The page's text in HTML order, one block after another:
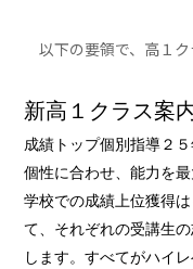
以下の要領で、高１ク
新高１クラス案
成績トップ個別指導２
個性に合わせ、能力を
学校での成績上位獲得
て、それぞれの受講生
します。すべてがハイ